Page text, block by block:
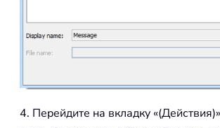
4. Перейдите на вкладку